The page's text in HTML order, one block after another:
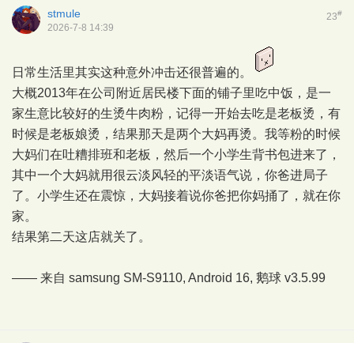
23#
stmule
2026-7-8 14:39
日常生活里其实这种意外冲击还很普遍的。
大概2013年在公司附近居民楼下面的铺子里吃中饭，是一
家生意比较好的生烫牛肉粉，记得一开始去吃是老板烫，有
时候是老板娘烫，结果那天是两个大妈再烫。我等粉的时候
大妈们在吐糟排班和老板，然后一个小学生背书包进来了，
其中一个大妈就用很云淡风轻的平淡语气说，你爸进局子
了。小学生还在震惊，大妈接着说你爸把你妈捅了，就在你
家。
结果第二天这店就关了。
—— 来自 samsung SM-S9110, Android 16, 鹅球 v3.5.99